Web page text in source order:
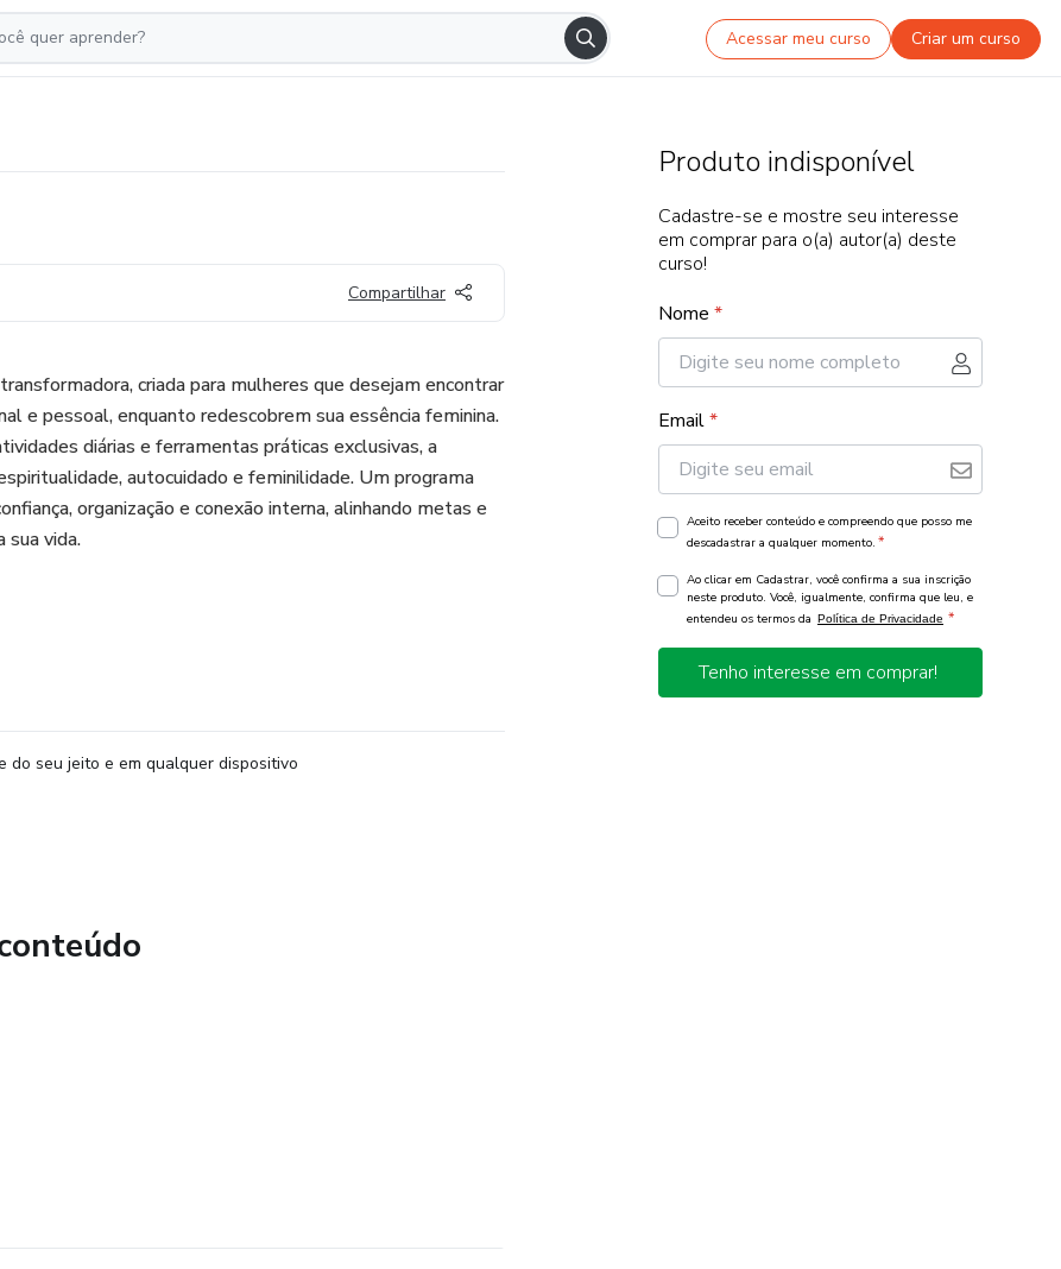
Acessar meu curso Criar um curso
Compartilhar
criada para mulheres que desejam encontrar
e pessoal, enquanto redescobrem sua essência feminina.
diárias e ferramentas práticas exclusivas, a
autocuidado e feminilidade. Um programa
organização e conexão interna, alinhando metas e
sua vida.
do seu jeito e em qualquer dispositivo
Produto indisponível
Cadastre-se e mostre seu interesse
em comprar para o(a) autor(a) deste
curso!
Nome *
Email*
Aceito receber conteúdo e compreendo que posso me
descadastrar a qualquer momento. *
Ao clicar em Cadastrar, você confirma a sua inscrição
neste produto. Você, igualmente, confirma que leu, e
entendeu os termos da Política de Privacidade *
Tenho interesse em comprar!